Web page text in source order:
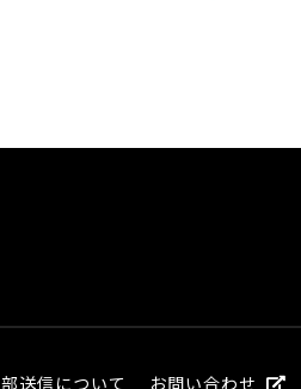
送信について お問い合わせ